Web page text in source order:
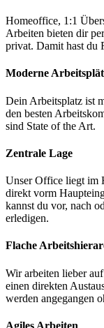
Homeoffice, 1:1
Arbeiten bieten dir
privat. Damit hast du
Moderne
Dein Arbeitsplatz ist
den besten
sind State of the Art.
Zentrale Lage
Unser Office liegt im
direkt vorm
kannst du vor, nach
erledigen.
Flache
Wir arbeiten lieber
einen direkten
werden angegangen
Agiles Arbeiten